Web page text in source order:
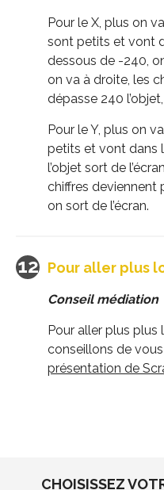
Pour le X, plus on
sont petits et vont
dessous de -240,
on va à droite, les
dépasse 240
Pour le Y, plus on
petits et vont dans
l’objet sort de
chiffres deviennent
on sort de l’écran.
Pour aller plus
Conseil médiation
Pour aller plus plus
conseillons de
présentation de
CHOISISSEZ